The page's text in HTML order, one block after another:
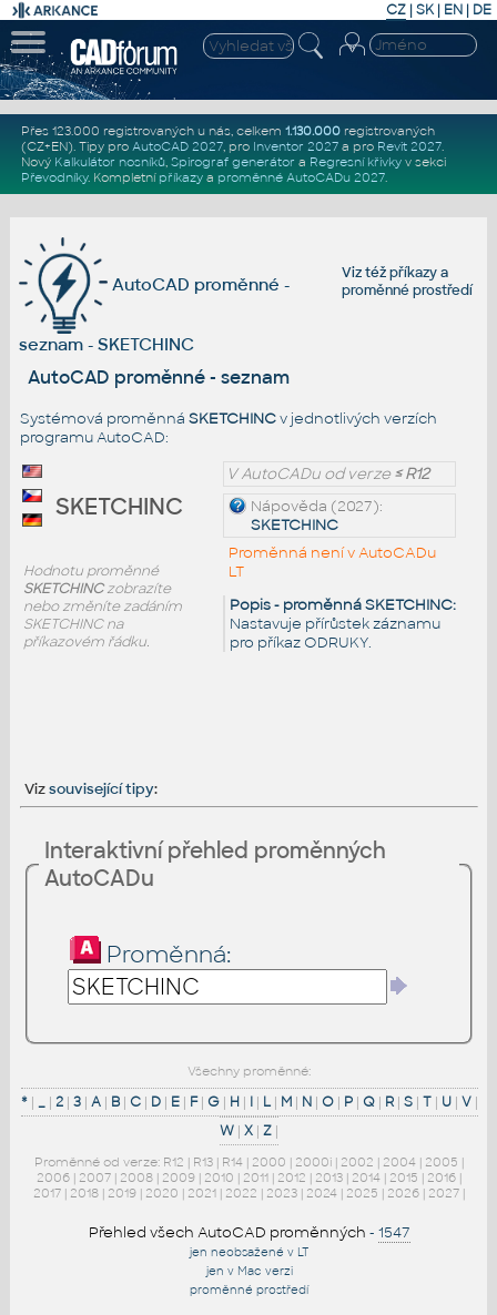
CZ | SK| EN | DE
Přes 123.000 registrovaných u nás, celkem 1.130.000registrovaných
(CZ+EN). Tipy pro AutoCAD 2027, pro Inventor 2027a pro Revit 2027.
Nový Kalkulátor nosníků, Spirograf generátor a Regresní křivkyv sekci
Převodníky. Kompletní příkazya proměnné AutoCADu 2027.
Viz téžpříkazya
proměnné prostředí
AutoCAD proměnné -
seznam - SKETCHINC
AutoCAD proměnné - seznam
Systémová proměnná SKETCHINCv jednotlivých verzích
programu AutoCAD:
V AutoCADu od verze≤ R12
Nápověda (2027):
SKETCHINC
Proměnná není v AutoCADu
LT
Popis - proměnná SKETCHINC:
Nastavuje přírůstek záznamu
pro příkaz ODRUKY.
SKETCHINC
Hodnotu proměnné
SKETCHINCzobrazíte
nebo změníte zadáním
SKETCHINC na
příkazovém řádku.
Vizsouvisející tipy:
Interaktivní přehled proměnných
AutoCADu
Proměnná:
Všechny proměnné:
*| _| 2| 3| A| B| C| D| E| F| G| H| I| L| M| N| O| P| Q| R| S| T| U| V|
W | X | Z |
Proměnné od verze: R12 | R13 | R14 | 2000 | 2000i | 2002 | 2004 | 2005 |
2006 | 2007 | 2008 | 2009 | 2010 | 2011 | 2012 | 2013 | 2014 | 2015 | 2016 |
2017 | 2018 | 2019 | 2020 | 2021 | 2022 | 2023 | 2024 | 2025 | 2026 | 2027 |
Přehled všech AutoCAD proměnných - 1547
jen neobsažené v LT
jen v Mac verzi
proměnné prostředí